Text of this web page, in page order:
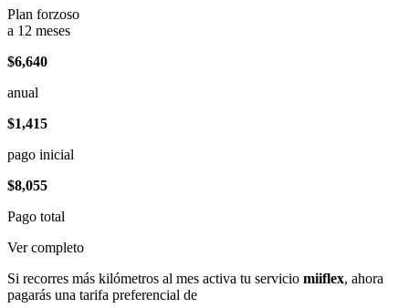
Plan forzoso
a 12 meses
$6,640
anual
$1,415
pago inicial
$8,055
Pago total
Ver completo
Si recorres más kilómetros al mes activa tu servicio miiflex, ahora
pagarás una tarifa preferencial de